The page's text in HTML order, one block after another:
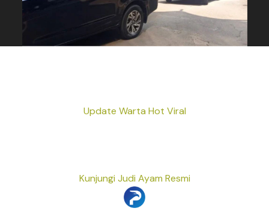
Update Warta Hot Viral
Kunjungi Judi Ayam Resmi